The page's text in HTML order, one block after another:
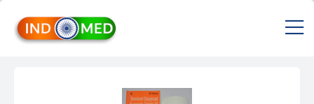
India